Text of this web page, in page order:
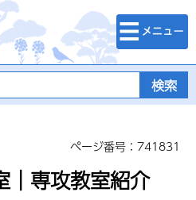
検索・メニュ
ー
ページ番号：741831
｜専攻教室紹介